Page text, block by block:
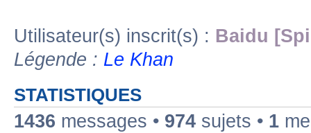
Utilisateur(s) inscrit(s) : Baidu
Légende : Le Khan
STATISTIQUES
1436 messages • 974 sujets • 1